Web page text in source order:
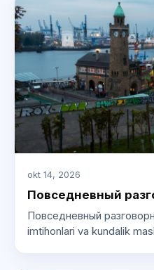
okt 14, 2026
Повседневный
Повседневный
imtihonlari va kundalik